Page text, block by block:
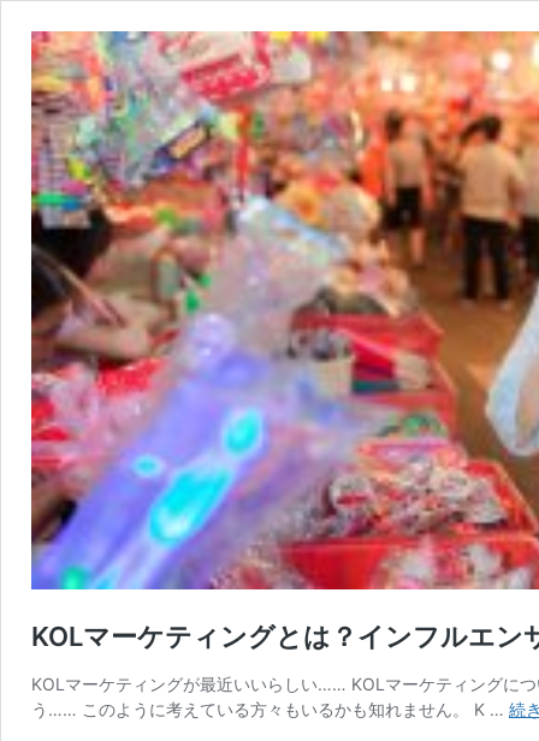
KOLマーケティングとは？インフルエン
KOLマーケティングが最近いいらしい…… KOLマーケティングに
う…… このように考えている方々もいるかも知れません。 K … 続